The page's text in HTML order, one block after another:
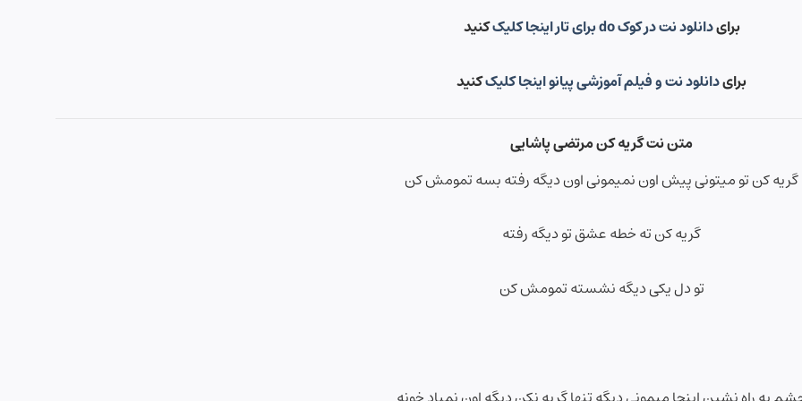
برایدانلود نت در کوک do برای تار اینجا کلیک کنید
برایدانلود نت و فیلم آموزشی پیانو اینجا کلیککنید
متن نت گریه کن مرتضی پاشایی
گریه کن تو میتونی پیش اون نمیمونی اون دیگه رفته بسه تمومش کن
گریه کن ته خطه عشق تو دیگه رفته
تو دل یکی دیگه نشسته تمومش کن